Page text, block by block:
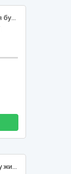
Послуги з поточного ремонту вимощення будівлі Перещепинського ліцею за адресою: м. Перещепине вул. Калинова, 5
«Капітальний ремонт з утеплення фасаду житлового будинку за адресою: просп. Петра Калнишевського, буд. 24»